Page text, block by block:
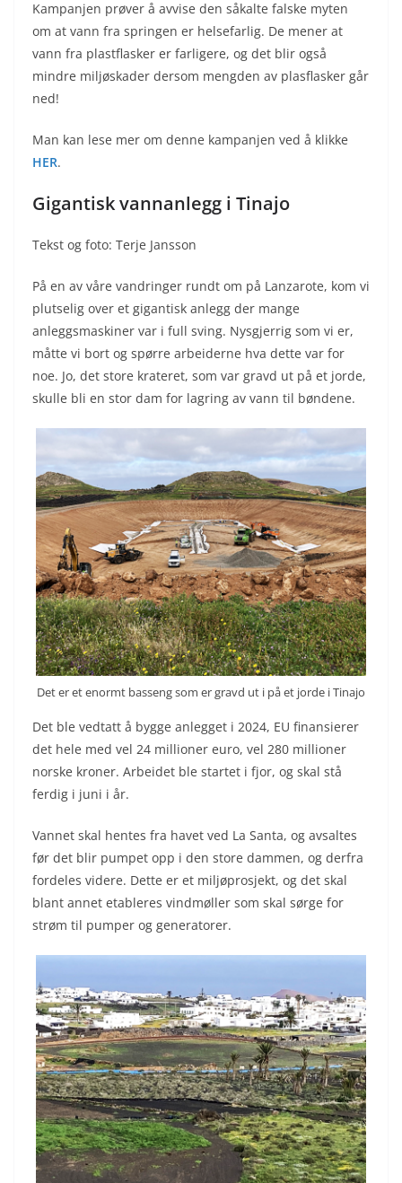
Kampanjen prøver å avvise den såkalte falske myten
om at vann fra springen er helsefarlig. De mener at
vann fra plastflasker er farligere, og det blir også
mindre miljøskader dersom mengden av plasflasker går
ned!
Man kan lese mer om denne kampanjen ved å klikke
HER.
Gigantisk vannanlegg i Tinajo
Tekst og foto: Terje Jansson
På en av våre vandringer rundt om på Lanzarote, kom vi
plutselig over et gigantisk anlegg der mange
anleggsmaskiner var i full sving. Nysgjerrig som vi er,
måtte vi bort og spørre arbeiderne hva dette var for
noe. Jo, det store krateret, som var gravd ut på et jorde,
skulle bli en stor dam for lagring av vann til bøndene.
Det er et enormt basseng som er gravd ut i på et jorde i Tinajo
Det ble vedtatt å bygge anlegget i 2024, EU finansierer
det hele med vel 24 millioner euro, vel 280 millioner
norske kroner. Arbeidet ble startet i fjor, og skal stå
ferdig i juni i år.
Vannet skal hentes fra havet ved La Santa, og avsaltes
før det blir pumpet opp i den store dammen, og derfra
fordeles videre. Dette er et miljøprosjekt, og det skal
blant annet etableres vindmøller som skal sørge for
strøm til pumper og generatorer.